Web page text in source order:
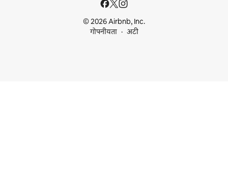
© 2026 Airbnb, Inc.
गोपनीयता
अटी